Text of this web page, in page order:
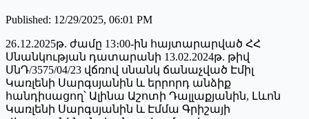
Published: 12/29/2025, 06:01 PM
26․12.2025թ. ժամը 13։00-ին հայտարարված ՀՀ
Սնանկության դատարանի 13.02.2024թ. թիվ
ՍնԴ/3575/04/23 վճռով սնանկ ճանաչված Էմիլ
Կառլենի Սարգսյանին և երրորդ անձիք
հանդիսացող՝ Ալինա Աշոտի Դալլաքյանին, Լևոն
Կառլենի Սարգսյանին և Էմմա Գրիշայի